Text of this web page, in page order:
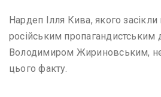
Нардеп Ілля Кива, якого засікли
російським пропагандистським
Володимиром Жириновським, не
цього факту.